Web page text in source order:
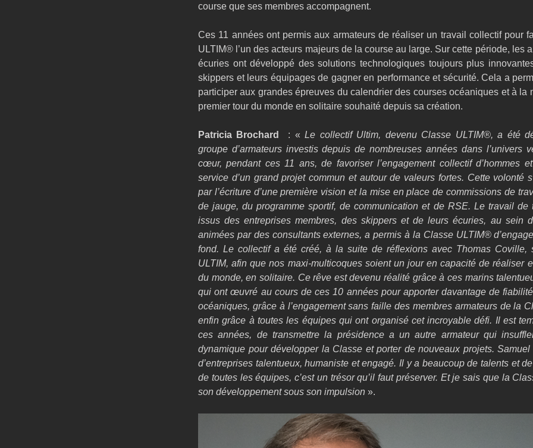
course que ses membres accompagnent.
Ces 11 années ont permis aux armateurs de réaliser un travail collectif pour
ULTIM® l’un des acteurs majeurs de la course au large. Sur cette période, les
écuries ont développé des solutions technologiques toujours plus
skippers et leurs équipages de gagner en performance et sécurité. Cela a
participer aux grandes épreuves du calendrier des courses océaniques et à la
premier tour du monde en solitaire souhaité depuis sa création.
Patricia Brochard : « Le collectif Ultim, devenu Classe ULTIM®, a été
groupe d’armateurs investis depuis de nombreuses années dans l’univers
cœur, pendant ces 11 ans, de favoriser l’engagement collectif d’hommes
service d’un grand projet commun et autour de valeurs fortes. Cette volonté
par l’écriture d’une première vision et la mise en place de commissions de
de jauge, du programme sportif, de communication et de RSE. Le travail de
issus des entreprises membres, des skippers et de leurs écuries, au sein
animées par des consultants externes, a permis à la Classe ULTIM®
fond. Le collectif a été créé, à la suite de réflexions avec Thomas Coville,
ULTIM, afin que nos maxi-multicoques soient un jour en capacité de réaliser
du monde, en solitaire. Ce rêve est devenu réalité grâce à ces marins
qui ont œuvré au cours de ces 10 années pour apporter davantage de
océaniques, grâce à l’engagement sans faille des membres armateurs de la
enfin grâce à toutes les équipes qui ont organisé cet incroyable défi. Il est
ces années, de transmettre la présidence a un autre armateur qui
dynamique pour développer la Classe et porter de nouveaux projets.
d’entreprises talentueux, humaniste et engagé. Il y a beaucoup de talents et
de toutes les équipes, c’est un trésor qu’il faut préserver. Et je sais que la
son développement sous son impulsion ».